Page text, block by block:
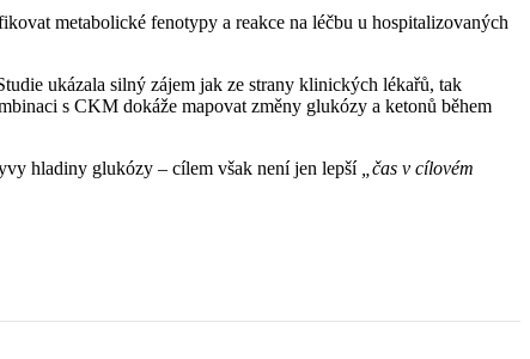
metabolické fenotypy a reakce na léčbu u hospitalizovaných
ukázala silný zájem jak ze strany klinických lékařů, tak
s CKM dokáže mapovat změny glukózy a ketonů během
hladiny glukózy – cílem však není jen lepší
„čas v cílovém